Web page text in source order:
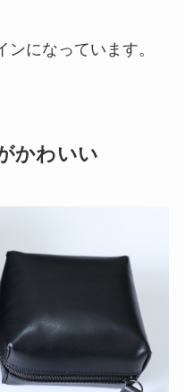
になっています。
かわいい